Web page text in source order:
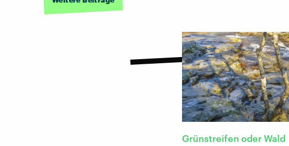
Grünstreifen oder Wald